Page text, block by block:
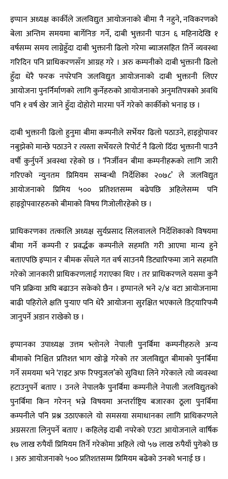
इप्पान अध्यक्ष कार्कीले जलविद्युत आयोजनाको बीमा नै नहुने, नविकरणको
बेला अन्तिम समयमा बार्गेनिङ गर्ने, दाबी भुक्तानी पाउन ६ महिनादेखि १
वर्षसम्म समय लाग्नेहुँदा दाबी भुक्तानी ढिलो गरेमा ब्याजसहित तिर्ने व्यवस्था
गरिदिन पनि प्राधिकरणसँग आग्रह गरे । अरु कम्पनीको दाबी भुक्तानी ढिलो
हुँदा धेरै फरक नपरेपनि जलविद्युत आयोजनाको दाबी भुक्तानी लिएर
आयोजना पुनर्निर्माणको लागि कुर्नेहरुको आयोजनाको अनुमतिपत्रको अवधि
पनि १ वर्ष खेर जाने हुँदा दोहोरो मारमा पर्ने गरेको कार्कीको भनाइ छ ।
दाबी भुक्तानी ढिलो हुनुमा बीमा कम्पनीले सर्भेयर ढिलो पठाउने, हाइड्रोपावर
नबुझेको मान्छे पठाउने र त्यस्ता सर्भेयरले रिपोर्ट नै ढिलो दिँदा भुक्तानी पाउनै
वर्षौ कुर्नुपर्ने अवस्था रहेको छ । ‘निर्जीवन बीमा कम्पनीहरूको लागि जारी
गरिएको न्युनतम प्रिमियम सम्बन्धी निर्देशिका २०७८’ ले जलविद्युत
आयोजनाको प्रिमिय ५०० प्रतिशतसम्म बढेपछि अहिलेसम्म पनि
हाइड्रोपवारहरुको बीमाको विषय गिजोलीरहेको छ ।
प्राधिकरणका तत्कालि अध्यक्ष सुर्यप्रसाद सिलवालले निर्देशिकाको विषयमा
बीमा गर्ने कम्पनी र प्रवर्द्धक कम्पनीले सहमति गरी आएमा मान्य हुने
बताएपछि इप्पान र बीमक सँघले गत वर्ष साउनमै डिट्यारिफमा जाने सहमति
गरेको जानकारी प्राधिकरणलाई गराएका थिए । तर प्राधिकरणले यसमा कुनै
पनि प्रक्रिया अघि बढाउन सकेको छैन । इप्पानले भने २/४ वटा आयोजनामा
बाढी पहिरोले क्षति पुर्‍याए पनि धेरै आयोजना सुरक्षित भएकाले डिट्‍यारिफमै
जानुपर्ने अडान राखेको छ ।
इप्पानका उपाध्यक्ष उत्तम भ्लोनले नेपाली पुनर्बिमा कम्पनीहरुले अन्य
बीमाको निश्चित प्रतिशत भाग खोज्ने गरेको तर जलविद्युत बीमाको पुनर्बिमा
गर्ने समयमा भने ‘राइट अफ रिफ्युजल’को सुविधा लिने गरेकाले त्यो व्यवस्था
हटाउनुपर्ने बताए । उनले नेपालकै पुनर्बिमा कम्पनीले नेपाली जलविद्युतको
पुनर्बिमा किन गरेनन् भन्ने विषयमा अन्तर्राष्ट्रिय बजारका ठूला पुनर्बिमा
कम्पनीले पनि प्रश्न उठाएकाले यो समसया समाधानका लागि प्राधिकरणले
अग्रसरता लिनुपर्ने बताए । कहिलेइ दाबी नपरेको एउटा आयोजनाले वार्षिक
१७ लाख रुपैयाँ प्रिमियम तिर्ने गरेकोमा अहिले त्यो ५७ लाख रुपैयाँ पुगेको छ
। अरु आयोजनाको ५०० प्रतिशतसम्म प्रिमियम बढेको उनको भनाई छ ।